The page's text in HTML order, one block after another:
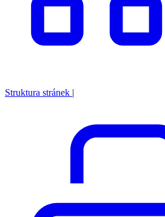
Struktura stránek |